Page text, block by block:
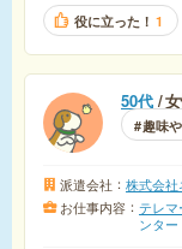
役に立った！ 1
50代
趣味
派遣会社 株式会社
お仕事内容
テレマ
ンター